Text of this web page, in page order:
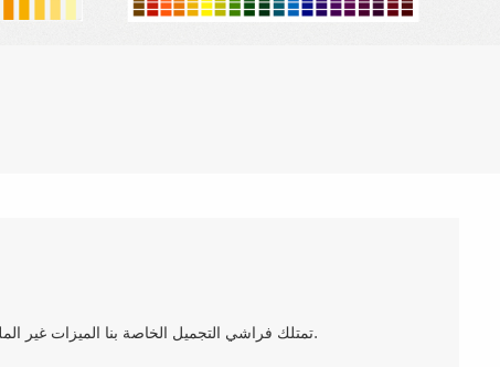
تمتلك فراشي التجميل الخاصة بنا الميزات غير الملموسة وخصائص الأداء التي يطلبها أفضل فناني التجميل والمصممين المحترفين اليوم.